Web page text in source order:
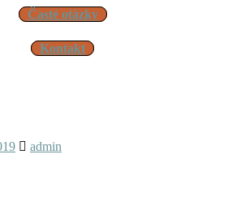
Časté otázky
Kontakt
admin